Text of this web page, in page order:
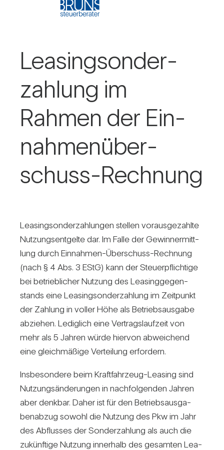
Lea­sing­son­der­
zah­lung im
Rahmen der Ein­
nah­men­über­
schuss-Rech­nung
Lea­sing­son­der­zah­lungen stellen vor­aus­ge­zahlte
Nut­zungs­ent­gelte dar. Im Falle der Gewinn­ermitt­
lung durch Ein­nahmen-Über­schuss-Rech­nung
(nach § 4 Abs. 3 EStG) kann der Steu­er­pflich­tige
bei betrieb­li­cher Nut­zung des Lea­sing­ge­gen­
stands eine Lea­sing­son­der­zah­lung im Zeit­punkt
der Zah­lung in voller Höhe als Betriebs­aus­gabe
abziehen. Ledig­lich eine Ver­trags­lauf­zeit von
mehr als 5 Jahren würde hiervon abwei­chend
eine gleich­mä­ßige Ver­tei­lung erfor­dern.
Ins­be­son­dere beim Kraft­fahr­zeug-Lea­sing sind
Nut­zungs­än­de­rungen in nach­fol­genden Jahren
aber denkbar. Daher ist für den Betriebs­aus­ga­
ben­abzug sowohl die Nut­zung des Pkw im Jahr
des Abflusses der Son­der­zah­lung als auch die
zukünf­tige Nut­zung inner­halb des gesamten Lea­